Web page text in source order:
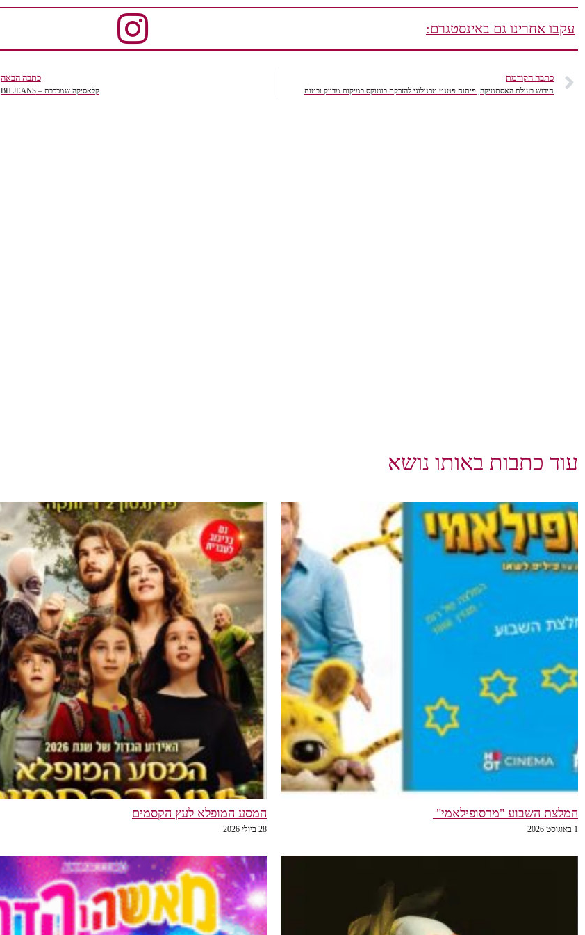
עקבו אחרינו גם באינסטגרם:
כתבה הקודמת
חידוש בעולם האסתטיקה, פיתוח פטנט טכנולוגי להזרקת בוטוקס במיקום מדויק ובטוח
כתבה הבאה
קלאסיקה שמככבת – BH JEANS
עוד כתבות באותו נושא
המלצת השבוע "מרסופילאמי"
1 באוגוסט 2026
המסע המופלא לעץ הקסמים
28 ביולי 2026